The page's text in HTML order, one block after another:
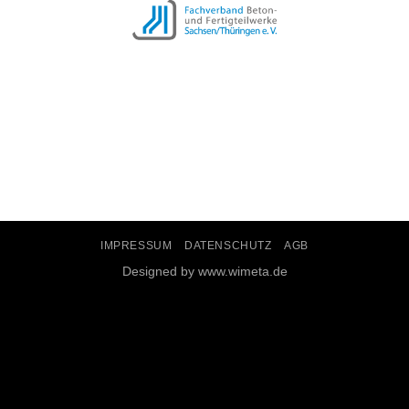
IMPRESSUM DATENSCHUTZ AGB
Designed by www.wimeta.de